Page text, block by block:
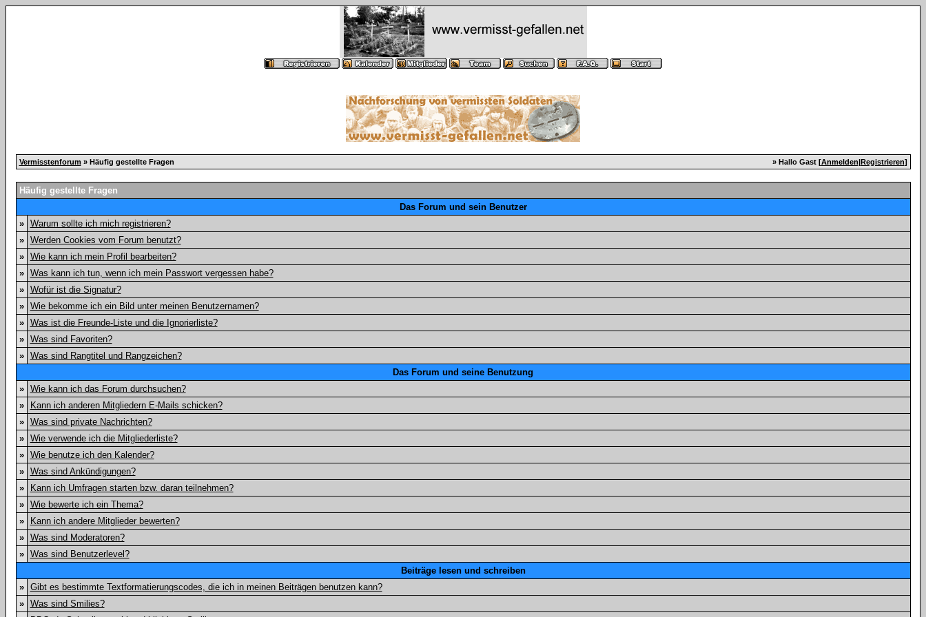
Vermisstenforum » Häufig gestellte Fragen » Hallo Gast [Anmelden|Registrieren]
Häufig gestellte Fragen
Das Forum und sein Benutzer
»
Warum sollte ich mich registrieren?
»
Werden Cookies vom Forum benutzt?
»
Wie kann ich mein Profil bearbeiten?
»
Was kann ich tun, wenn ich mein Passwort vergessen habe?
»
Wofür ist die Signatur?
»
Wie bekomme ich ein Bild unter meinen Benutzernamen?
»
Was ist die Freunde-Liste und die Ignorierliste?
»
Was sind Favoriten?
»
Was sind Rangtitel und Rangzeichen?
Das Forum und seine Benutzung
»
Wie kann ich das Forum durchsuchen?
»
Kann ich anderen Mitgliedern E-Mails schicken?
»
Was sind private Nachrichten?
»
Wie verwende ich die Mitgliederliste?
»
Wie benutze ich den Kalender?
»
Was sind Ankündigungen?
»
Kann ich Umfragen starten bzw. daran teilnehmen?
»
Wie bewerte ich ein Thema?
»
Kann ich andere Mitglieder bewerten?
»
Was sind Moderatoren?
»
Was sind Benutzerlevel?
Beiträge lesen und schreiben
»
Gibt es bestimmte Textformatierungscodes, die ich in meinen Beiträgen benutzen kann?
»
Was sind Smilies?